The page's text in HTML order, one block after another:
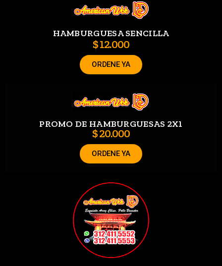
HAMBURGUESA SENCILLA
$ 12.000
ORDENE YA
PROMO DE HAMBURGUESAS 2X1
$ 20.000
ORDENE YA